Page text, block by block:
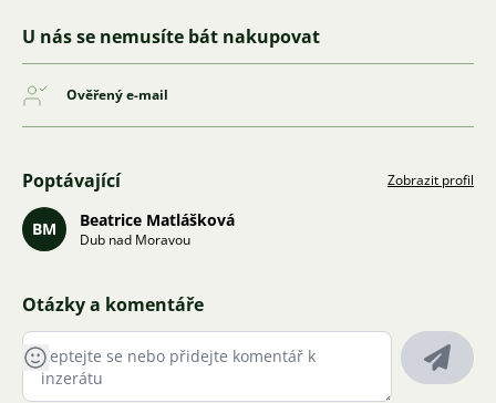
U nás se nemusíte bát nakupovat
Ověřený e-mail
Poptávající Zobrazit profil
BM Beatrice Matlášková
Dub nad Moravou
Otázky a komentáře